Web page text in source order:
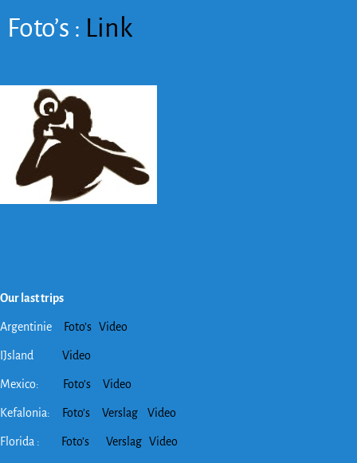
Foto’s : Link
Our last trips
Argentinie Foto’s Video
IJsland Video
Mexico: Foto’s Video
Kefalonia: Foto’s Verslag Video
Florida : Foto’s Verslag Video